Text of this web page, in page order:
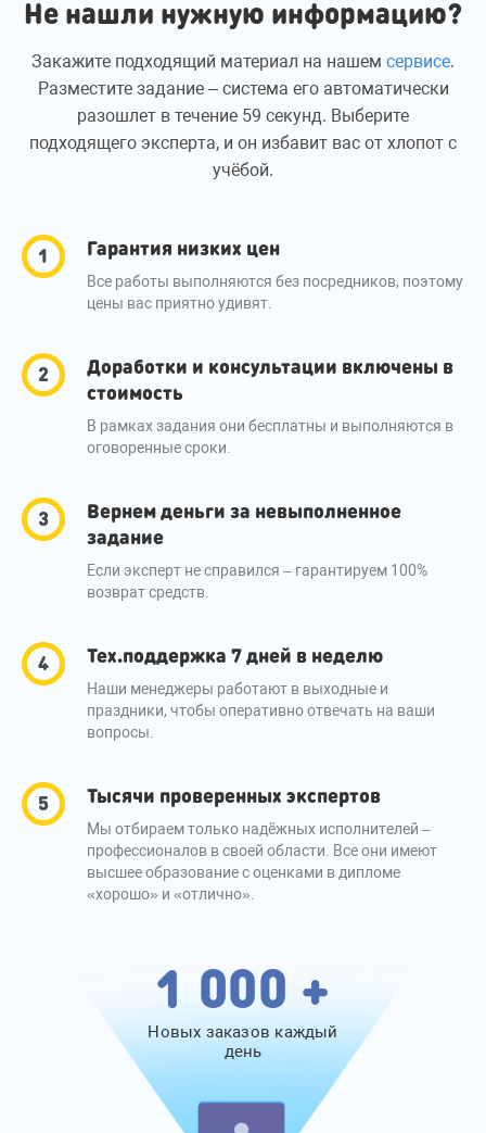
Не нашли нужную информацию?
Закажите подходящий материал на нашем сервисе.
Разместите задание – система его автоматически
разошлет в течение 59 секунд. Выберите
подходящего эксперта, и он избавит вас от хлопот с
учёбой.
Гарантия низких цен
Все работы выполняются без посредников, поэтому
цены вас приятно удивят.
Доработки и консультации включены в
стоимость
В рамках задания они бесплатны и выполняются в
оговоренные сроки.
Вернем деньги за невыполненное
задание
Если эксперт не справился – гарантируем 100%
возврат средств.
Тех.поддержка 7 дней в неделю
Наши менеджеры работают в выходные и
праздники, чтобы оперативно отвечать на ваши
вопросы.
Тысячи проверенных экспертов
Мы отбираем только надёжных исполнителей –
профессионалов в своей области. Все они имеют
высшее образование с оценками в дипломе
«хорошо» и «отлично».
1 000 +
Новых заказов каждый
день